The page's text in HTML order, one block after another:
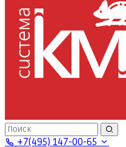
+7(495) 147-00-65